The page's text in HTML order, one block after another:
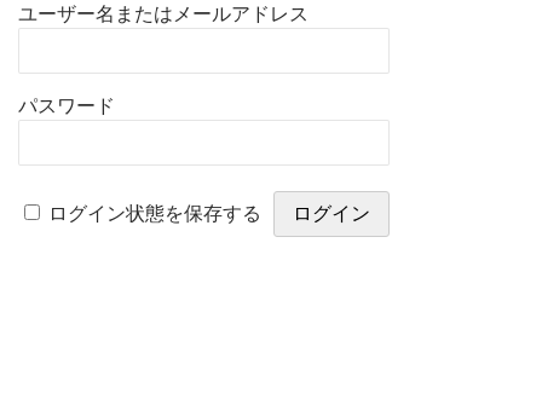
ユーザー名またはメールアドレス
パスワード
ログイン状態を保存する